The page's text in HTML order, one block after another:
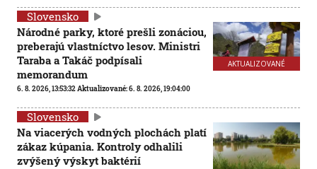
AKTUALIZOVANÉ
Slovensko
Národné parky, ktoré prešli zonáciou,
preberajú vlastníctvo lesov. Ministri
Taraba a Takáč podpísali
memorandum
6. 8. 2026, 13:53:32Aktualizované:6. 8. 2026, 19:04:00
Slovensko
Na viacerých vodných plochách platí
zákaz kúpania. Kontroly odhalili
zvýšený výskyt baktérií